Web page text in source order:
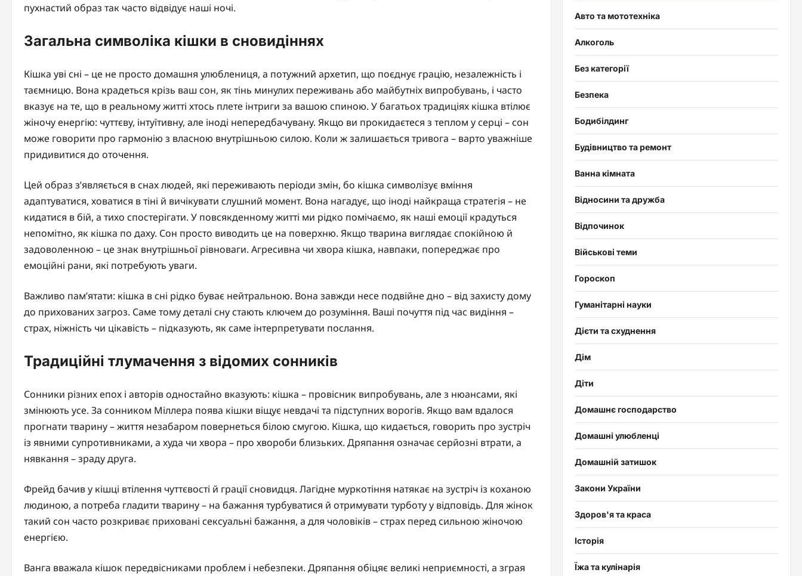
пухнастий образ так часто відвідує наші ночі.
Загальна символіка кішки в сновидіннях
Кішка уві сні – це не просто домашня улюблениця, а потужний архетип, що поєднує грацію, незалежність і
таємницю. Вона крадеться крізь ваш сон, як тінь минулих переживань або майбутніх випробувань, і часто
вказує на те, що в реальному житті хтось плете інтриги за вашою спиною. У багатьох традиціях кішка втілює
жіночу енергію: чуттєву, інтуїтивну, але іноді непередбачувану. Якщо ви прокидаєтеся з теплом у серці – сон
може говорити про гармонію з власною внутрішньою силою. Коли ж залишається тривога – варто уважніше
придивитися до оточення.
Цей образ з’являється в снах людей, які переживають періоди змін, бо кішка символізує вміння
адаптуватися, ховатися в тіні й вичікувати слушний момент. Вона нагадує, що іноді найкраща стратегія – не
кидатися в бій, а тихо спостерігати. У повсякденному житті ми рідко помічаємо, як наші емоції крадуться
непомітно, як кішка по даху. Сон просто виводить це на поверхню. Якщо тварина виглядає спокійною й
задоволенною – це знак внутрішньої рівноваги. Агресивна чи хвора кішка, навпаки, попереджає про
емоційні рани, які потребують уваги.
Важливо пам’ятати: кішка в сні рідко буває нейтральною. Вона завжди несе подвійне дно – від захисту дому
до прихованих загроз. Саме тому деталі сну стають ключем до розуміння. Ваші почуття під час видіння –
страх, ніжність чи цікавість – підказують, як саме інтерпретувати послання.
Традиційні тлумачення з відомих сонників
Сонники різних епох і авторів одностайно вказують: кішка – провісник випробувань, але з нюансами, які
змінюють усе. За сонником Міллера поява кішки віщує невдачі та підступних ворогів. Якщо вам вдалося
прогнати тварину – життя незабаром повернеться білою смугою. Кішка, що кидається, говорить про зустріч
із явними супротивниками, а худа чи хвора – про хвороби близьких. Дряпання означає серйозні втрати, а
нявкання – зраду друга.
Фрейд бачив у кішці втілення чуттєвості й грації сновидця. Лагідне муркотіння натякає на зустріч із коханою
людиною, а потреба гладити тварину – на бажання турбуватися й отримувати турботу у відповідь. Для жінок
такий сон часто розкриває приховані сексуальні бажання, а для чоловіків – страх перед сильною жіночою
енергією.
Ванга вважала кішок передвісниками проблем і небезпеки. Дряпання обіцяє великі неприємності, а зграя
Авто та мототехніка
Алкоголь
Без категорії
Безпека
Бодибілдинг
Будівництво та ремонт
Ванна кімната
Відносини та дружба
Відпочинок
Військові теми
Гороскоп
Гуманітарні науки
Дієти та схуднення
Дім
Діти
Домашнє господарство
Домашні улюбленці
Домашній затишок
Закони України
Здоров'я та краса
Історія
Їжа та кулінарія